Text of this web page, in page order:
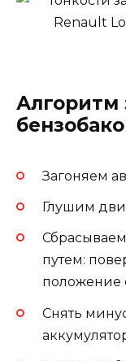
Алгоритм
Загоняем
Глушим
путем:
положение
Снять